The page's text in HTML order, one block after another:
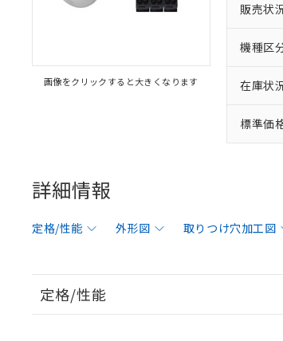
画像をクリックすると大きくなります
販売状
機種区
在庫状
標準価
詳細情報
定格/性能 外形図 取りつけ穴加工図
定格/性能